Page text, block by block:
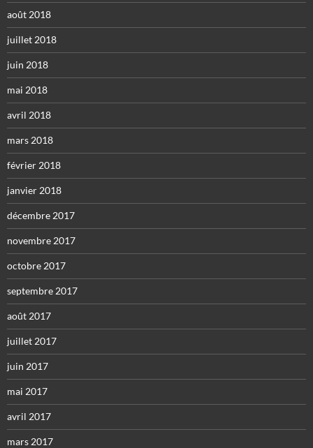
août 2018
juillet 2018
juin 2018
mai 2018
avril 2018
mars 2018
février 2018
janvier 2018
décembre 2017
novembre 2017
octobre 2017
septembre 2017
août 2017
juillet 2017
juin 2017
mai 2017
avril 2017
mars 2017